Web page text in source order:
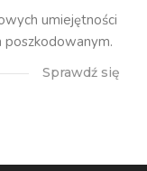
umiejętności
poszkodowanym.
Sprawdź się